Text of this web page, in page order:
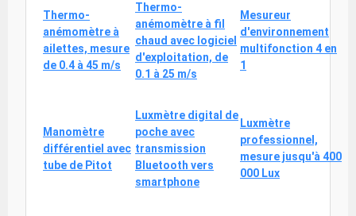
Thermo-
anémomètre à
ailettes, mesure
de 0.4 à 45 m/s
Thermo-
anémomètre à fil
chaud avec logiciel
d'exploitation, de
0.1 à 25 m/s
Mesureur
d'environnement
multifonction 4 en
1
Manomètre
différentiel avec
tube de Pitot
Luxmètre digital de
poche avec
transmission
Bluetooth vers
smartphone
Luxmètre
professionnel,
mesure jusqu'à 400
000 Lux